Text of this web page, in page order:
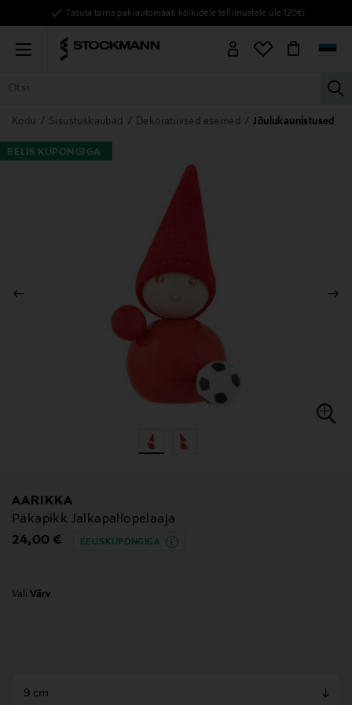
Tasuta tarne pakiautomaati kõikidele tellimustele üle 120€!
Menu
KÕIK TOOTED NAISED MEHED LAPSED KODU
Kodu Sisustuskaubad Dekoratiivsed esemed Jõulukaunistused
EELIS KUPONGIGA
AARIKKA
Päkapikk Jalkapallopelaaja
Original Price
24,00 € EELIS KUPONGIGA
Vali Värv